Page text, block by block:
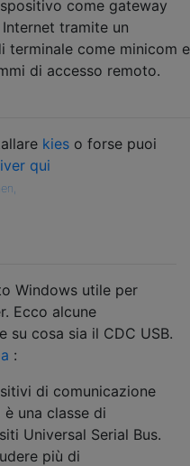
come gateway
tramite un
terminale come minicom e
di accesso remoto.
kies o forse puoi
qui
Windows utile per
Ecco alcune
su cosa sia il CDC USB.
:
di comunicazione
è una classe di
Universal Serial Bus.
più di